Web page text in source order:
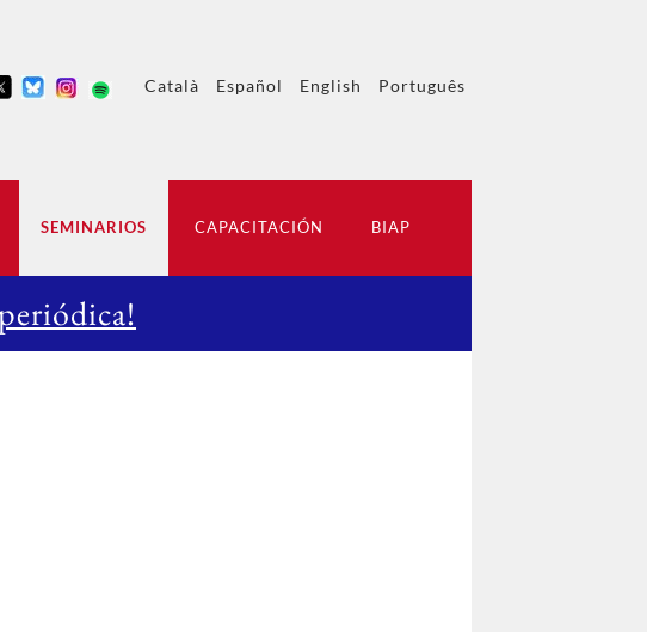
Català Español English Português
SEMINARIOS CAPACITACIÓN BIAP